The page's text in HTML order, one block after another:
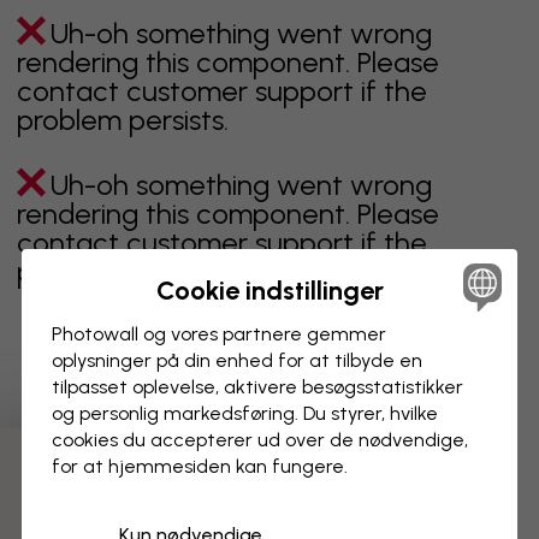
Uh-oh something went wrong
rendering this component. Please
contact customer support if the
problem persists.
Uh-oh something went wrong
rendering this component. Please
contact customer support if the
problem persists.
Viser side 1 af 1 sider
Opdag flere kategorier
Cookie indstillinger
Photowall og vores partnere gemmer
oplysninger på din enhed for at tilbyde en
tilpasset oplevelse, aktivere besøgs­statistikker
og personlig markedsføring. Du styrer, hvilke
cookies du accepterer ud over de nødvendige,
for at hjemmesiden kan fungere.